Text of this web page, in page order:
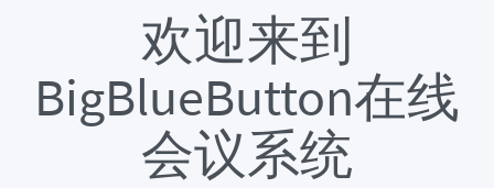
欢迎来到
BigBlueButton在线
会议系统